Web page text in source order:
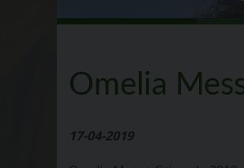
content
Omelia
17-04-2019